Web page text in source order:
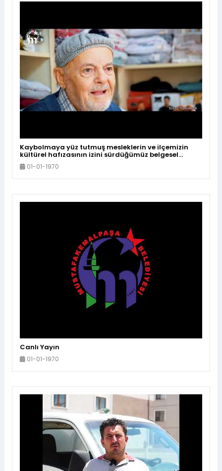
Kaybolmaya yüz tutmuş mesleklerin ve ilçemizin
kültürel hafızasının izini sürdüğümüz belgesel
programımız #TozluTezgahlar 'da bu hafta; uzun
yıllar hazır giyim satıcılığı yapan Demir Uyguç'un
hikâyesine konuk oluyoruz. İyi seyirler
01-01-1970
Canlı Yayın
01-01-1970